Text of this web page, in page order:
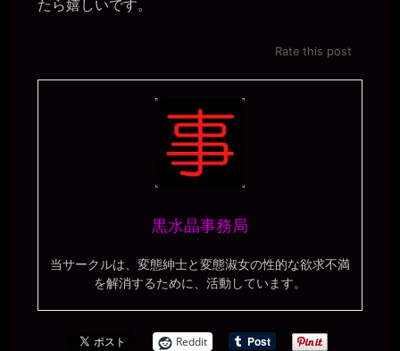
たら嬉しいです。
Rate this post
黒水晶事務局
当サークルは、変態紳士と変態淑女の性的な欲求不満
を解消するために、活動しています。
Reddit